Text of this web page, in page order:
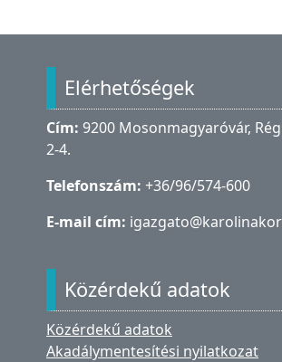
Elérhetőségek
Cím: 9200 Mosonmagyaróvár,
2-4.
Telefonszám: +36/96/574-600
E-mail cím:
Közérdekű adatok
Közérdekű adatok
Akadálymentesítési nyilatkozat